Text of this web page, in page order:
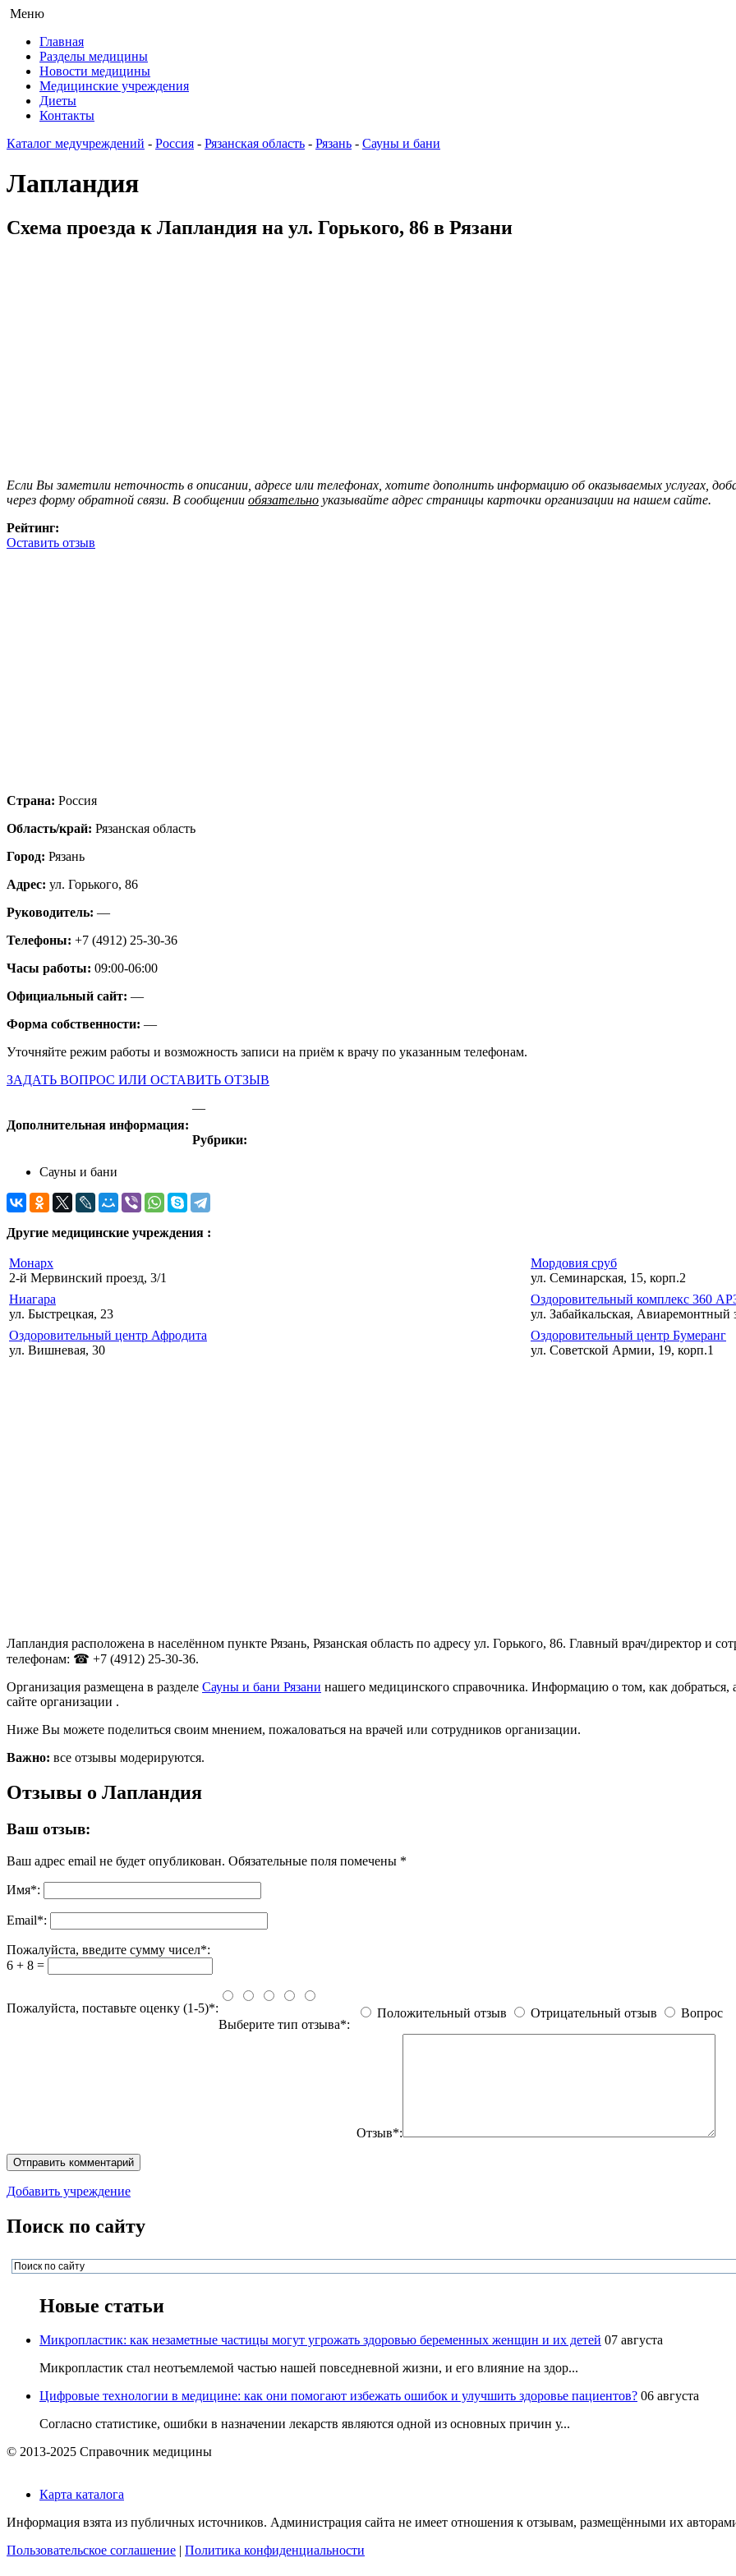
Меню
Главная
Разделы медицины
Новости медицины
Медицинские учреждения
Диеты
Контакты
Каталог медучреждений - Россия - Рязанская область - Рязань - Сауны и бани
Лапландия
Схема проезда к Лапландия на ул. Горького, 86 в Рязани
Если Вы заметили неточность в описании, адресе или телефонах, хотите дополнить информацию об оказываемых услугах,
через форму обратной связи. В сообщении обязательно указывайте адрес страницы карточки организации на нашем сайте.
Рейтинг:
Оставить отзыв
Страна: Россия
Область/край: Рязанская область
Город: Рязань
Адрес: ул. Горького, 86
Руководитель: —
Телефоны: +7 (4912) 25-30-36
Часы работы: 09:00-06:00
Официальный сайт: —
Форма собственности: —
Уточняйте режим работы и возможность записи на приём к врачу по указанным телефонам.
ЗАДАТЬ ВОПРОС ИЛИ ОСТАВИТЬ ОТЗЫВ
Дополнительная информация:
—
Рубрики:
Сауны и бани
Другие медицинские учреждения :
Монарх
2-й Мервинский проезд, 3/1
Мордовия сруб
ул. Семинарская, 15, корп.2
Ниагара
ул. Быстрецкая, 23
Оздоровительный комплекс 360
ул. Забайкальская, Авиаремонтный
Оздоровительный центр Афродита
ул. Вишневая, 30
Оздоровительный центр Бумеранг
ул. Советской Армии, 19, корп.1
Лапландия расположена в населённом пункте Рязань, Рязанская область по адресу ул. Горького, 86. Главный врач/директор и
телефонам: ☎ +7 (4912) 25-30-36.
Организация размещена в разделе Сауны и бани Рязани нашего медицинского справочника. Информацию о том, как
сайте организации .
Ниже Вы можете поделиться своим мнением, пожаловаться на врачей или сотрудников организации.
Важно: все отзывы модерируются.
Отзывы о Лапландия
Ваш отзыв:
Ваш адрес email не будет опубликован. Обязательные поля помечены *
Имя*:
Email*:
Пожалуйста, введите сумму чисел*:
6 + 8 =
Пожалуйста, поставьте оценку (1-5)*:
Выберите тип отзыва*:
Положительный отзыв Отрицательный отзыв Вопрос
Отзыв*:
Добавить учреждение
Поиск по сайту
Новые статьи
Микропластик: как незаметные частицы могут угрожать здоровью беременных женщин и их детей 07 августа
Микропластик стал неотъемлемой частью нашей повседневной жизни, и его влияние на здор...
Цифровые технологии в медицине: как они помогают избежать ошибок и улучшить здоровье пациентов? 06 августа
Согласно статистике, ошибки в назначении лекарств являются одной из основных причин у...
© 2013-2025 Справочник медицины
Карта каталога
Информация взята из публичных источников. Администрация сайта не имеет отношения к отзывам, размещёнными их
Пользовательское соглашение
Политика конфиденциальности